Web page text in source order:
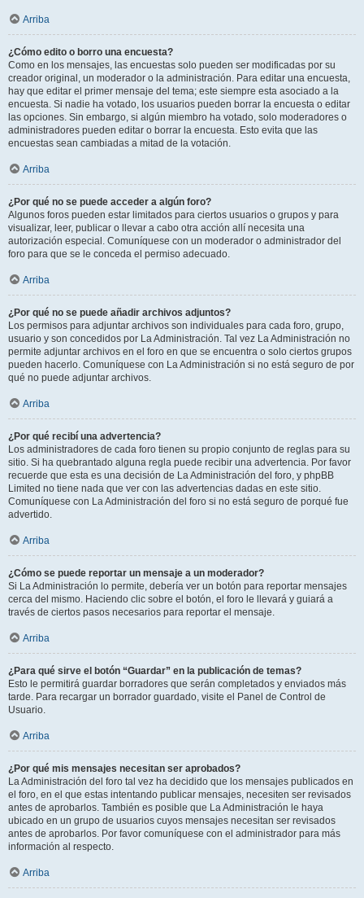
Arriba
¿Cómo edito o borro una encuesta?
Como en los mensajes, las encuestas solo pueden ser modificadas por su
creador original, un moderador o la administración. Para editar una encuesta,
hay que editar el primer mensaje del tema; este siempre esta asociado a la
encuesta. Si nadie ha votado, los usuarios pueden borrar la encuesta o editar
las opciones. Sin embargo, si algún miembro ha votado, solo moderadores o
administradores pueden editar o borrar la encuesta. Esto evita que las
encuestas sean cambiadas a mitad de la votación.
Arriba
¿Por qué no se puede acceder a algún foro?
Algunos foros pueden estar limitados para ciertos usuarios o grupos y para
visualizar, leer, publicar o llevar a cabo otra acción allí necesita una
autorización especial. Comuníquese con un moderador o administrador del
foro para que se le conceda el permiso adecuado.
Arriba
¿Por qué no se puede añadir archivos adjuntos?
Los permisos para adjuntar archivos son individuales para cada foro, grupo,
usuario y son concedidos por La Administración. Tal vez La Administración no
permite adjuntar archivos en el foro en que se encuentra o solo ciertos grupos
pueden hacerlo. Comuníquese con La Administración si no está seguro de por
qué no puede adjuntar archivos.
Arriba
¿Por qué recibí una advertencia?
Los administradores de cada foro tienen su propio conjunto de reglas para su
sitio. Si ha quebrantado alguna regla puede recibir una advertencia. Por favor
recuerde que esta es una decisión de La Administración del foro, y phpBB
Limited no tiene nada que ver con las advertencias dadas en este sitio.
Comuníquese con La Administración del foro si no está seguro de porqué fue
advertido.
Arriba
¿Cómo se puede reportar un mensaje a un moderador?
Si La Administración lo permite, debería ver un botón para reportar mensajes
cerca del mismo. Haciendo clic sobre el botón, el foro le llevará y guiará a
través de ciertos pasos necesarios para reportar el mensaje.
Arriba
¿Para qué sirve el botón “Guardar” en la publicación de temas?
Esto le permitirá guardar borradores que serán completados y enviados más
tarde. Para recargar un borrador guardado, visite el Panel de Control de
Usuario.
Arriba
¿Por qué mis mensajes necesitan ser aprobados?
La Administración del foro tal vez ha decidido que los mensajes publicados en
el foro, en el que estas intentando publicar mensajes, necesiten ser revisados
antes de aprobarlos. También es posible que La Administración le haya
ubicado en un grupo de usuarios cuyos mensajes necesitan ser revisados
antes de aprobarlos. Por favor comuníquese con el administrador para más
información al respecto.
Arriba